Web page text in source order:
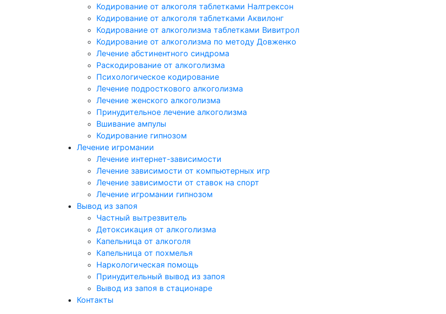
Кодирование от алкоголя таблетками Налтрексон
Кодирование от алкоголя таблетками Аквилонг
Кодирование от алкоголизма таблетками Вивитрол
Кодирование от алкоголизма по методу Довженко
Лечение абстинентного синдрома
Раскодирование от алкоголизма
Психологическое кодирование
Лечение подросткового алкоголизма
Лечение женского алкоголизма
Принудительное лечение алкоголизма
Вшивание ампулы
Кодирование гипнозом
Лечение игромании
Лечение интернет-зависимости
Лечение зависимости от компьютерных игр
Лечение зависимости от ставок на спорт
Лечение игромании гипнозом
Вывод из запоя
Частный вытрезвитель
Детоксикация от алкоголизма
Капельница от алкоголя
Капельница от похмелья
Наркологическая помощь
Принудительный вывод из запоя
Вывод из запоя в стационаре
Контакты